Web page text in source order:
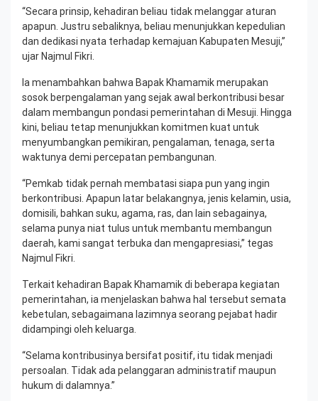
“Secara prinsip, kehadiran beliau tidak melanggar aturan
apapun. Justru sebaliknya, beliau menunjukkan kepedulian
dan dedikasi nyata terhadap kemajuan Kabupaten Mesuji,”
ujar Najmul Fikri.
Ia menambahkan bahwa Bapak Khamamik merupakan
sosok berpengalaman yang sejak awal berkontribusi besar
dalam membangun pondasi pemerintahan di Mesuji. Hingga
kini, beliau tetap menunjukkan komitmen kuat untuk
menyumbangkan pemikiran, pengalaman, tenaga, serta
waktunya demi percepatan pembangunan.
“Pemkab tidak pernah membatasi siapa pun yang ingin
berkontribusi. Apapun latar belakangnya, jenis kelamin, usia,
domisili, bahkan suku, agama, ras, dan lain sebagainya,
selama punya niat tulus untuk membantu membangun
daerah, kami sangat terbuka dan mengapresiasi,” tegas
Najmul Fikri.
Terkait kehadiran Bapak Khamamik di beberapa kegiatan
pemerintahan, ia menjelaskan bahwa hal tersebut semata
kebetulan, sebagaimana lazimnya seorang pejabat hadir
didampingi oleh keluarga.
“Selama kontribusinya bersifat positif, itu tidak menjadi
persoalan. Tidak ada pelanggaran administratif maupun
hukum di dalamnya.”